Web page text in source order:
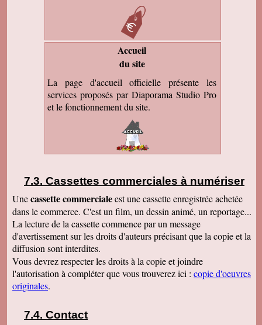
Accueil
du site
La page d'accueil officielle présente les
services proposés par Diaporama Studio Pro
et le fonctionnement du site.
Cassettes commerciales à numériser
Unecassette commercialeest une cassette enregistrée achetée
dans le commerce. C'est un film, un dessin animé, un reportage...
La lecture de la cassette commence par un message
d'avertissement sur les droits d'auteurs précisant que la copie et la
diffusion sont interdites.
Vous devrez respecter les droits à la copie et joindre
l'autorisation à compléter que vous trouverez ici : copie d'oeuvres
originales.
Contact